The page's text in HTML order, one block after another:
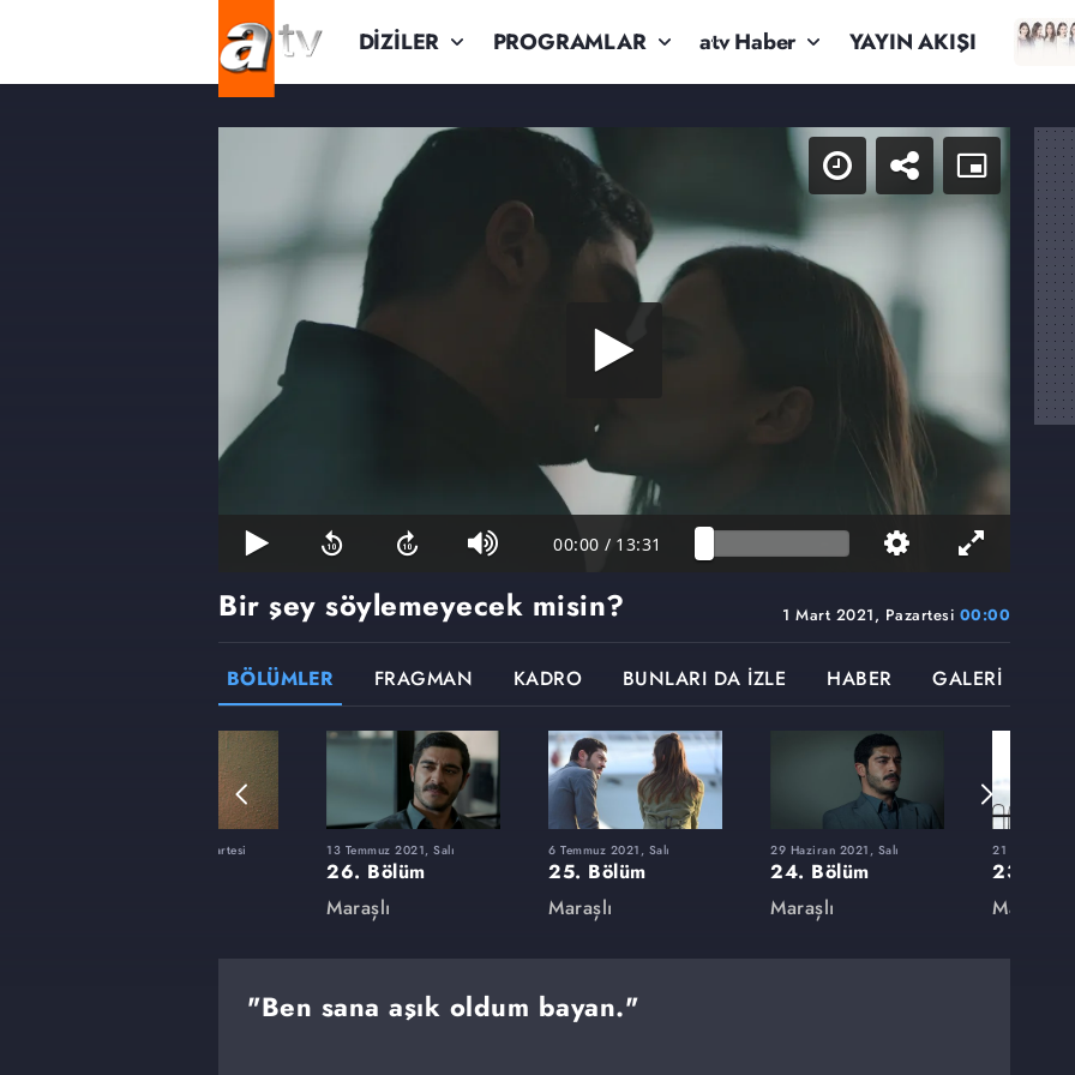
DİZİLER PROGRAMLAR atv Haber YAYIN AKIŞI
00:00 / 13:31
1 Mart 2021, Pazartesi 00:00
Bir şey söylemeyecek misin?
BÖLÜMLER FRAGMAN KADRO BUNLARI DA İZLE HABER GALERİ
29 Mart 2021, Pazartesi 13 Temmuz 2021, Salı
26. Bölüm
Maraşlı
6 Temmuz 2021, Salı
25. Bölüm
Maraşlı
29 Haziran 2021, Salı
24. Bölüm
Maraşlı
21 Haziran
23. Bölüm
Maraşlı
"Ben sana aşık oldum bayan."